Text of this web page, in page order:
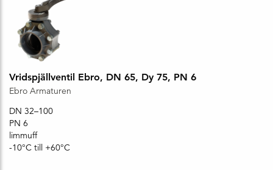
Vridspjällventil Ebro, DN 65, Dy 75, PN 6
Ebro Armaturen
DN 32–100
PN 6
limmuff
-10°C till +60°C